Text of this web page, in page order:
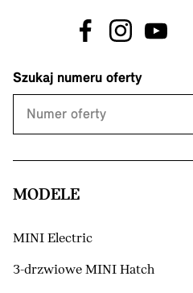
Szukaj numeru oferty
MODELE
MINI Electric
3-drzwiowe MINI Hatch